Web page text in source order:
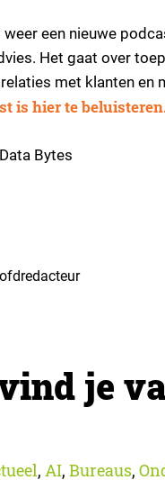
een nieuwe
Het gaat over
met klanten en
is hier te
Bytes
je
, AI, Bureaus,